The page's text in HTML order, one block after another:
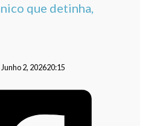
que detinha,
Junho 2, 202620:15